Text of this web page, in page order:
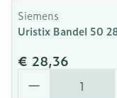
Siemens
Uristix Bandel 50
€ 28,36
Aantal